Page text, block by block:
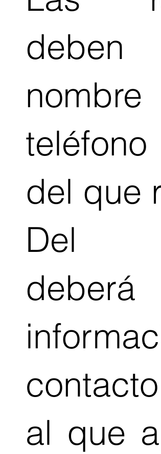
deben
nombre
del que
Del
deberá
al que